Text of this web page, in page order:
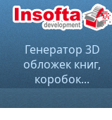
Генератор 3D
обложек книг,
коробок...